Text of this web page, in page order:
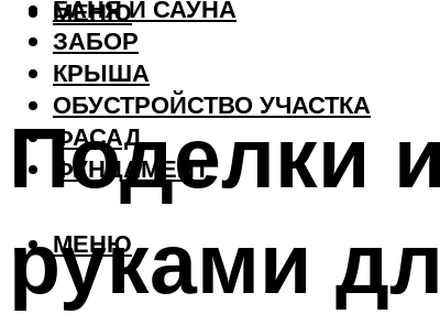
БАНЯ И САУНА
ЗАБОР
КРЫША
ОБУСТРОЙСТВО УЧАСТКА
ФАСАД
ФУНДАМЕНТ
МЕНЮ
МЕНЮ
Поделки
руками